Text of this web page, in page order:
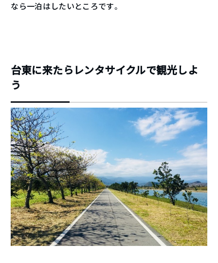
なら一泊はしたいところです。
台東に来たらレンタサイクルで観光しよ
う